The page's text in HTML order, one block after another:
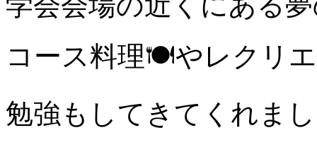
コース料理🍽やレクリ
勉強もしてきてくれま